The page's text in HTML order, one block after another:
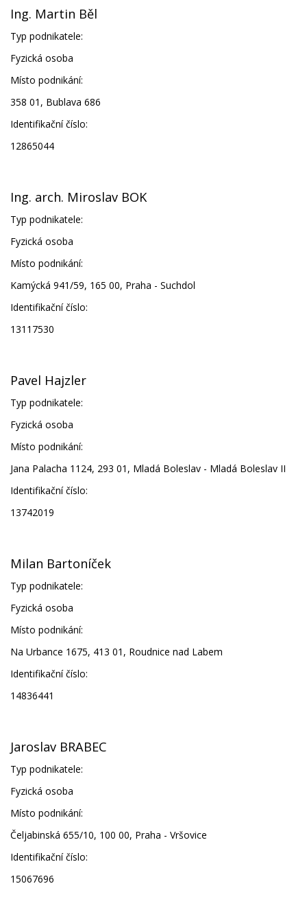
Ing. Martin Běl
Typ podnikatele:
Fyzická osoba
Místo podnikání:
358 01, Bublava 686
Identifikační číslo:
12865044
Ing. arch. Miroslav BOK
Typ podnikatele:
Fyzická osoba
Místo podnikání:
Kamýcká 941/59, 165 00, Praha - Suchdol
Identifikační číslo:
13117530
Pavel Hajzler
Typ podnikatele:
Fyzická osoba
Místo podnikání:
Jana Palacha 1124, 293 01, Mladá Boleslav - Mladá Boleslav II
Identifikační číslo:
13742019
Milan Bartoníček
Typ podnikatele:
Fyzická osoba
Místo podnikání:
Na Urbance 1675, 413 01, Roudnice nad Labem
Identifikační číslo:
14836441
Jaroslav BRABEC
Typ podnikatele:
Fyzická osoba
Místo podnikání:
Čeljabinská 655/10, 100 00, Praha - Vršovice
Identifikační číslo:
15067696